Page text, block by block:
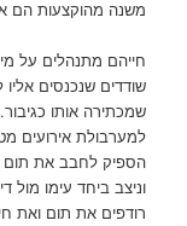
משנה מהוקצעות הם
חייהם מתנהלים על
שודדים שנכנסים
שמכתירה אותו
למערבולת אירועים
הספיק לחבב את תום
וניצב ביחד עימו
רודפים את תום ואת